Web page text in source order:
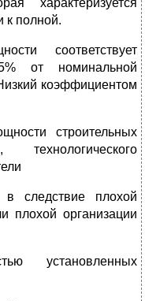
характеризуется
к полной.
соответствует
от номинальной
коэффициентом
строительных
следствие плохой
плохой организации
установленных